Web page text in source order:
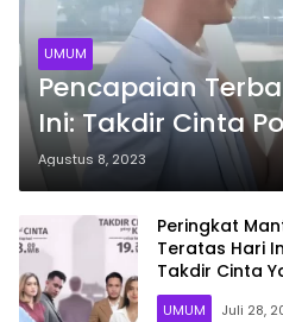
UMUM
Pencapaian
Ini: Takdir Cinta
Rating Top 15,
2023
Agustus 8, 2023
Peringkat
Teratas Hari
Takdir Cinta
Posisi 3
UMUM Juli 28,